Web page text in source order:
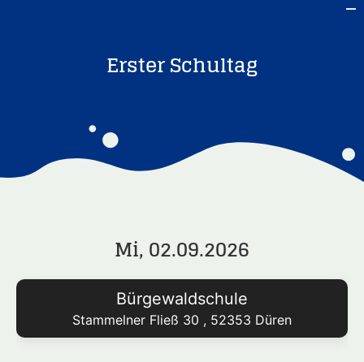
Erster Schultag
Mi, 02.09.2026
Bürgewaldschule
Stammelner Fließ 30 , 52353 Düren